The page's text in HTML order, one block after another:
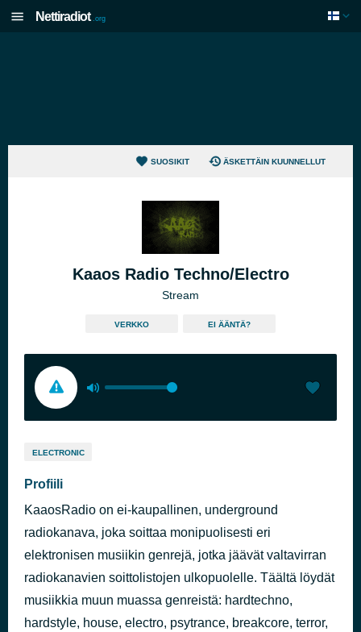
Nettiradiot .org
SUOSIKIT ÄSKETTÄIN KUUNNELLUT
Kaaos Radio Techno/Electro
Stream
VERKKO EI ÄÄNTÄ?
ELECTRONIC
Profiili
KaaosRadio on ei-kaupallinen, underground
radiokanava, joka soittaa monipuolisesti eri
elektronisen musiikin genrejä, jotka jäävät valtavirran
radiokanavien soittolistojen ulkopuolelle. Täältä löydät
musiikkia muun muassa genreistä: hardtechno,
hardstyle, house, electro, psytrance, breakcore, terror,